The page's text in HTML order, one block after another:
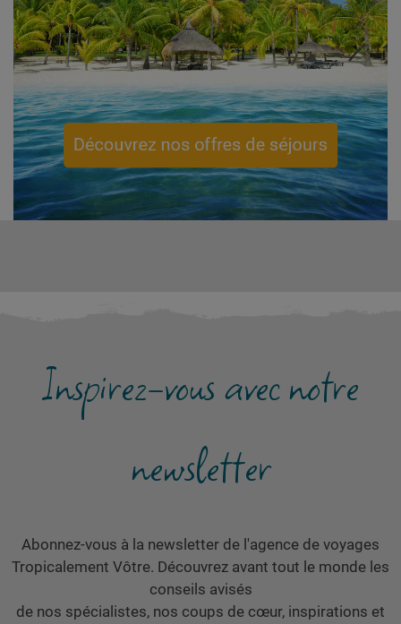
Inspirez-vous avec notre
newsletter
Abonnez-vous à la newsletter de l'agence de voyages
Tropicalement Vôtre. Découvrez avant tout le monde les
conseils avisés
de nos spécialistes, nos coups de cœur, inspirations et